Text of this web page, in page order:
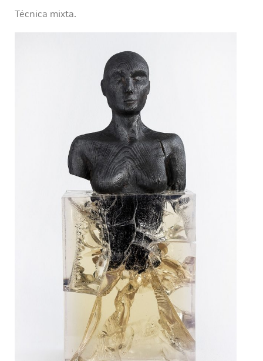
Técnica mixta.